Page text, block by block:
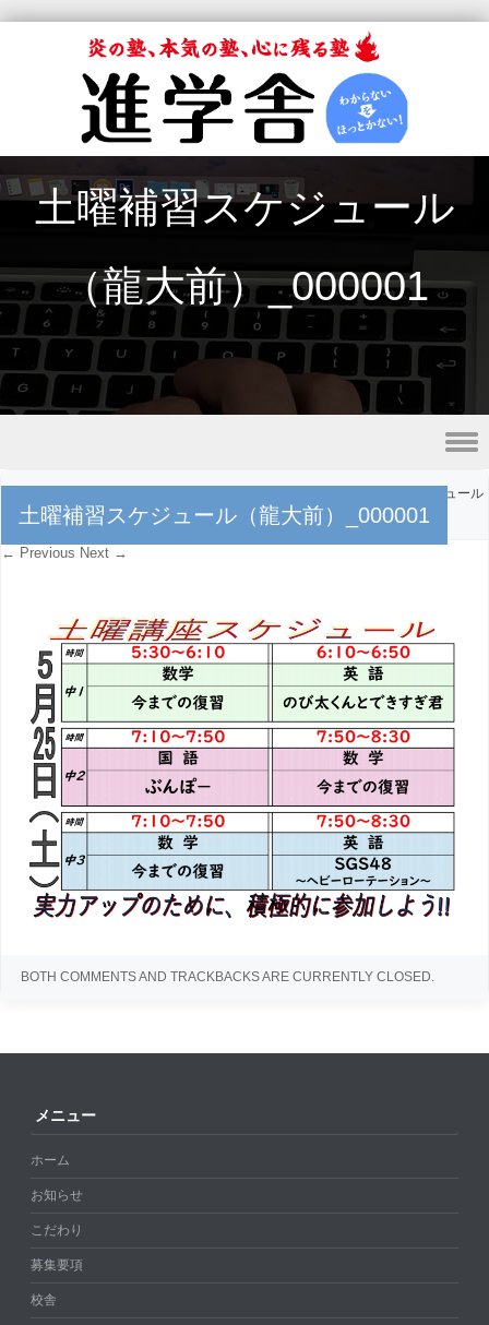
土曜補習スケジュール
（龍大前）_000001
Skip to content
土曜補習スケジュール（龍大前）_000001
土曜補習スケジュール
（龍大前）_000001
← Previous Next →
BOTH COMMENTS AND TRACKBACKS ARE CURRENTLY CLOSED.
メニュー
ホーム
お知らせ
こだわり
募集要項
校舎